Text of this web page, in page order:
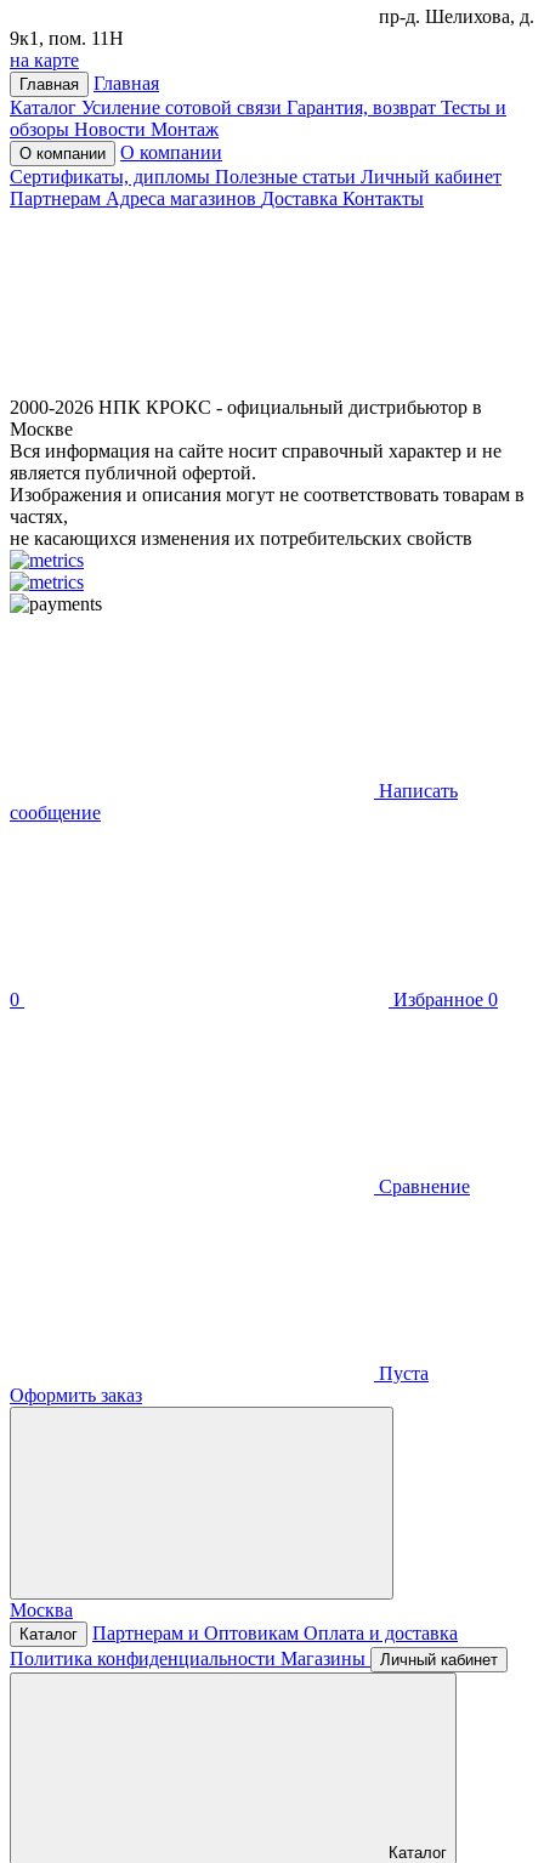
пр-д. Шелихова, д.
9к1, пом. 11Н
на карте
Главная
Главная
Каталог Усиление сотовой связи Гарантия, возврат Тесты и
обзоры Новости Монтаж
О компании
О компании
Сертификаты, дипломы Полезные статьи Личный кабинет
Партнерам Адреса магазинов Доставка Контакты
2000-2026 НПК КРОКС - официальный дистрибьютор в
Москве
Вся информация на сайте носит справочный характер и не
является публичной офертой.
Изображения и описания могут не соответствовать товарам в
частях,
не касающихся изменения их потребительских свойств
Написать
сообщение
0 Избранное 0
Сравнение
Пуста
Оформить заказ
Москва
Каталог Партнерам и Оптовикам Оплата и доставка
Политика конфиденциальности Магазины Личный кабинет
Каталог